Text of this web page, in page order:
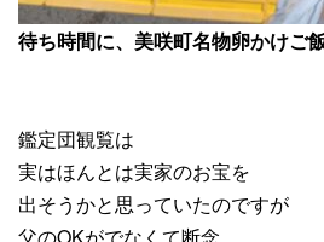
待ち時間に、美咲町名物卵かけご
鑑定団観覧は
実はほんとは実家のお宝を
出そうかと思っていたのですが
父のOKがでなくて断念。